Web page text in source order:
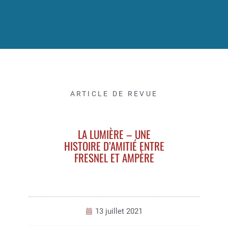
ARTICLE DE REVUE
LA LUMIÈRE – UNE
HISTOIRE D’AMITIÉ ENTRE
FRESNEL ET AMPÈRE
13 juillet 2021